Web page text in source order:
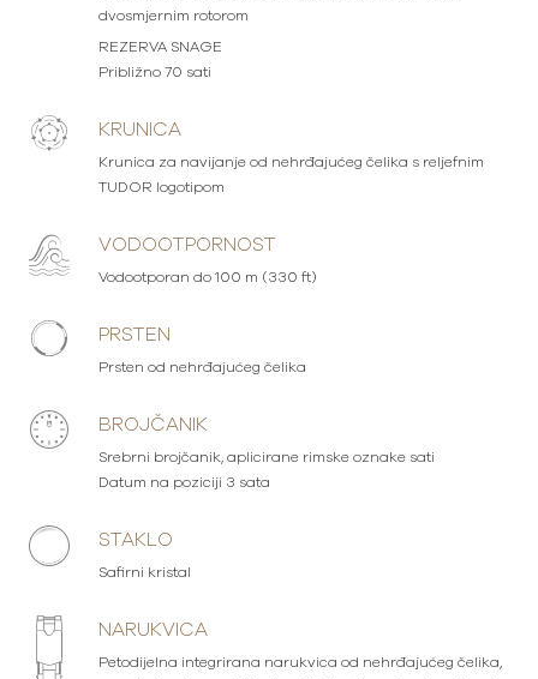
dvosmjernim rotorom
REZERVA SNAGE
Približno 70 sati
KRUNICA
Krunica za navijanje od nehrđajućeg čelika s reljefnim
TUDOR logotipom
VODOOTPORNOST
Vodootporan do 100 m (330 ft)
PRSTEN
Prsten od nehrđajućeg čelika
BROJČANIK
Srebrni brojčanik, aplicirane rimske oznake sati
Datum na poziciji 3 sata
STAKLO
Safirni kristal
NARUKVICA
Petodijelna integrirana narukvica od nehrđajućeg čelika,